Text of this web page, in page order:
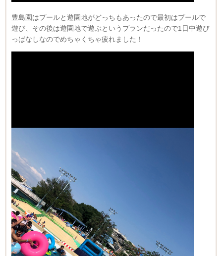
豊島園はプールと遊園地がどっちもあったので最初はプールで
遊び、その後は遊園地で遊ぶというプランだったので1日中遊び
っぱなしなのでめちゃくちゃ疲れました！